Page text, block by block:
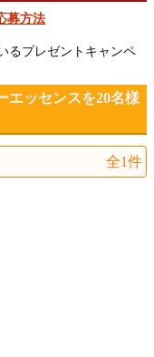
募方法
るプレゼントキャンペ
エッセンスを20名様
全1件